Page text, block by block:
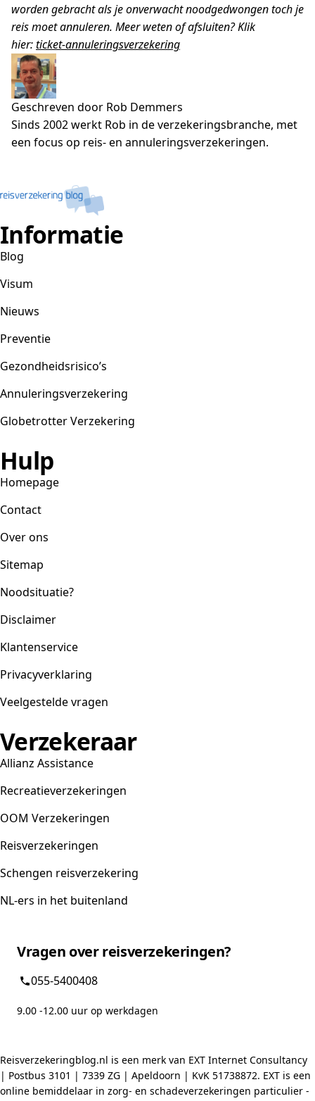
worden gebracht als je onverwacht noodgedwongen toch je
reis moet annuleren. Meer weten of afsluiten? Klik
hier:ticket-annuleringsverzekering
Geschreven door Rob Demmers
Sinds 2002 werkt Rob in de verzekeringsbranche, met
een focus op reis- en annuleringsverzekeringen.
Informatie
Blog
Visum
Nieuws
Preventie
Gezondheidsrisico’s
Annuleringsverzekering
Globetrotter Verzekering
Hulp
Homepage
Contact
Over ons
Sitemap
Noodsituatie?
Disclaimer
Klantenservice
Privacyverklaring
Veelgestelde vragen
Verzekeraar
Allianz Assistance
Recreatieverzekeringen
OOM Verzekeringen
Reisverzekeringen
Schengen reisverzekering
NL-ers in het buitenland
Vragen over reisverzekeringen?
055-5400408
9.00 -12.00 uur op werkdagen
Reisverzekeringblog.nl is een merk van EXT Internet Consultancy
| Postbus 3101 | 7339 ZG | Apeldoorn | KvK 51738872. EXT is een
online bemiddelaar in zorg- en schadeverzekeringen particulier -